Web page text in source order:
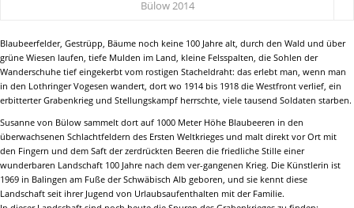
Bülow2014
Blaubeerfelder, Gestrüpp, Bäume noch keine 100 Jahre alt, durch den Wald und über
grüne Wiesen laufen, tiefe Mulden im Land, kleine Felsspalten, die Sohlen der
Wanderschuhe tief eingekerbt vom rostigen Stacheldraht: das erlebt man, wenn man
in den Lothringer Vogesen wandert, dort wo 1914 bis 1918 die Westfront verlief, ein
erbitterter Grabenkrieg und Stellungskampf herrschte, viele tausend Soldaten starben.
Susanne von Bülow sammelt dort auf 1000 Meter Höhe Blaubeeren in den
überwachsenen Schlachtfeldern des Ersten Weltkrieges und malt direkt vor Ort mit
den Fingern und dem Saft der zerdrückten Beeren die friedliche Stille einer
wunderbaren Landschaft 100 Jahre nach dem ver-gangenen Krieg. Die Künstlerin ist
1969 in Balingen am Fuße der Schwäbisch Alb geboren, und sie kennt diese
Landschaft seit ihrer Jugend von Urlaubsaufenthalten mit der Familie.